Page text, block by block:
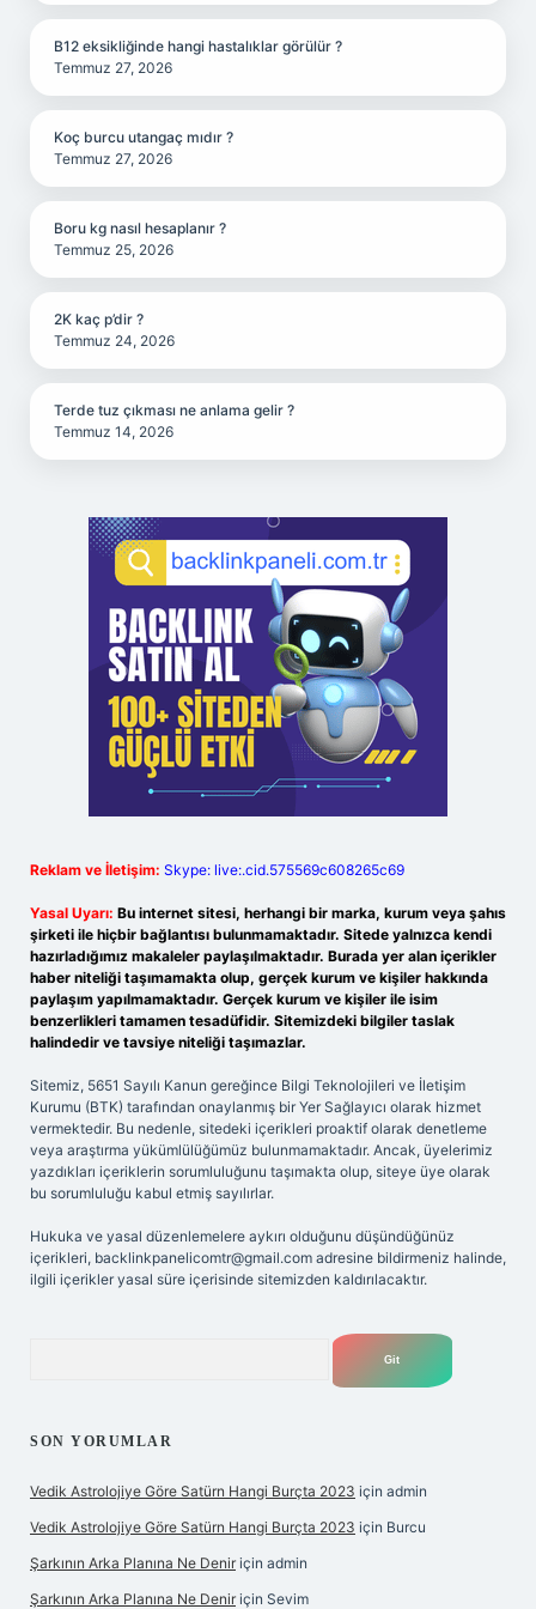
B12 eksikliğinde hangi hastalıklar görülür ?
Temmuz 27, 2026
Koç burcu utangaç mıdır ?
Temmuz 27, 2026
Boru kg nasıl hesaplanır ?
Temmuz 25, 2026
2K kaç p’dir ?
Temmuz 24, 2026
Terde tuz çıkması ne anlama gelir ?
Temmuz 14, 2026
Reklam ve İletişim: Skype: live:.cid.575569c608265c69
Yasal Uyarı: Bu internet sitesi, herhangi bir marka, kurum veya şahıs
şirketi ile hiçbir bağlantısı bulunmamaktadır. Sitede yalnızca kendi
hazırladığımız makaleler paylaşılmaktadır. Burada yer alan içerikler
haber niteliği taşımamakta olup, gerçek kurum ve kişiler hakkında
paylaşım yapılmamaktadır. Gerçek kurum ve kişiler ile isim
benzerlikleri tamamen tesadüfidir. Sitemizdeki bilgiler taslak
halindedir ve tavsiye niteliği taşımazlar.
Sitemiz, 5651 Sayılı Kanun gereğince Bilgi Teknolojileri ve İletişim
Kurumu (BTK) tarafından onaylanmış bir Yer Sağlayıcı olarak hizmet
vermektedir. Bu nedenle, sitedeki içerikleri proaktif olarak denetleme
veya araştırma yükümlülüğümüz bulunmamaktadır. Ancak, üyelerimiz
yazdıkları içeriklerin sorumluluğunu taşımakta olup, siteye üye olarak
bu sorumluluğu kabul etmiş sayılırlar.
Hukuka ve yasal düzenlemelere aykırı olduğunu düşündüğünüz
içerikleri, backlinkpanelicomtr@gmail.com adresine bildirmeniz halinde,
ilgili içerikler yasal süre içerisinde sitemizden kaldırılacaktır.
SON YORUMLAR
Vedik Astrolojiye Göre Satürn Hangi Burçta 2023 için admin
Vedik Astrolojiye Göre Satürn Hangi Burçta 2023 için Burcu
Şarkının Arka Planına Ne Denir için admin
Şarkının Arka Planına Ne Denir için Sevim